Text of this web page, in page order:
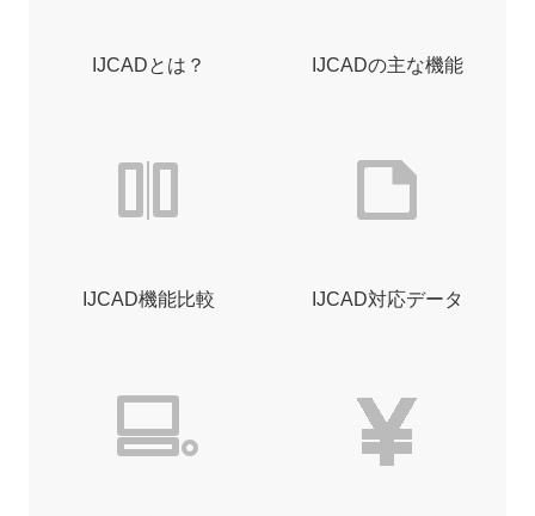
IJCADとは？ IJCADの主な機能
IJCAD機能比較 IJCAD対応データ